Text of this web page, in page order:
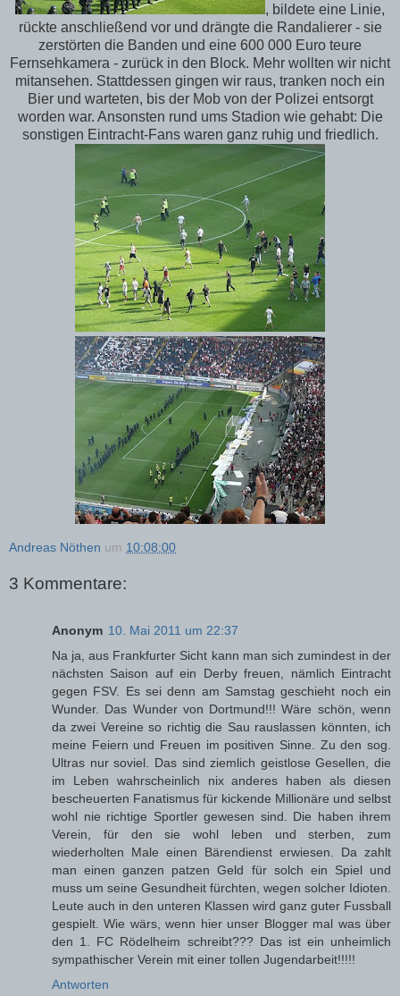
, bildete eine Linie,
rückte anschließend vor und drängte die Randalierer - sie
zerstörten die Banden und eine 600 000 Euro teure
Fernsehkamera - zurück in den Block. Mehr wollten wir nicht
mitansehen. Stattdessen gingen wir raus, tranken noch ein
Bier und warteten, bis der Mob von der Polizei entsorgt
worden war. Ansonsten rund ums Stadion wie gehabt: Die
sonstigen Eintracht-Fans waren ganz ruhig und friedlich.
Andreas Nöthen um 10:08:00
3 Kommentare:
Anonym 10. Mai 2011 um 22:37
Na ja, aus Frankfurter Sicht kann man sich zumindest in der
nächsten Saison auf ein Derby freuen, nämlich Eintracht
gegen FSV. Es sei denn am Samstag geschieht noch ein
Wunder. Das Wunder von Dortmund!!! Wäre schön, wenn
da zwei Vereine so richtig die Sau rauslassen könnten, ich
meine Feiern und Freuen im positiven Sinne. Zu den sog.
Ultras nur soviel. Das sind ziemlich geistlose Gesellen, die
im Leben wahrscheinlich nix anderes haben als diesen
bescheuerten Fanatismus für kickende Millionäre und selbst
wohl nie richtige Sportler gewesen sind. Die haben ihrem
Verein, für den sie wohl leben und sterben, zum
wiederholten Male einen Bärendienst erwiesen. Da zahlt
man einen ganzen patzen Geld für solch ein Spiel und
muss um seine Gesundheit fürchten, wegen solcher Idioten.
Leute auch in den unteren Klassen wird ganz guter Fussball
gespielt. Wie wärs, wenn hier unser Blogger mal was über
den 1. FC Rödelheim schreibt??? Das ist ein unheimlich
sympathischer Verein mit einer tollen Jugendarbeit!!!!!
Antworten